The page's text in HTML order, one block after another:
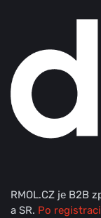
RMOL.CZ je B2B
a SR. Po registraci